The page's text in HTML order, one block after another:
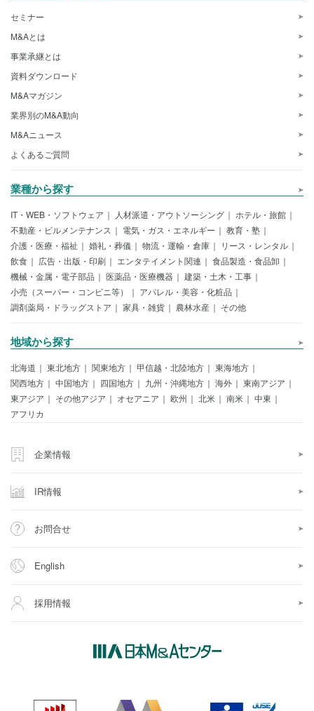
セミナー
M&Aとは
事業承継とは
資料ダウンロード
M&Aマガジン
業界別のM&A動向
M&Aニュース
よくあるご質問
業種から探す
IT・WEB・ソフトウェア 人材派遣・アウトソーシング
ホテル・旅館
不動産・ビルメンテナンス
電気・ガス・エネルギー
教育・塾
介護・医療・福祉
婚礼・葬儀 物流・運輸・倉庫
リース・レンタル
飲食
広告・出版・印刷 エンタテイメント関連
食品製造・食品卸
機械・金属・電子部品
医薬品・医療機器
建築・土木・工事
小売（スーパー・コンビニ等）
アパレル・美容・化粧品
調剤薬局・ドラッグストア
家具・雑貨 農林水産 その他
地域から探す
北海道 東北地方 関東地方 甲信越・北陸地方
東海地方
関西地方
中国地方 四国地方 九州・沖縄地方 海外
東南アジア
東アジア
その他アジア オセアニア 欧州 北米 南米
中東
アフリカ
企業情報
IR情報
お問合せ
English
採用情報